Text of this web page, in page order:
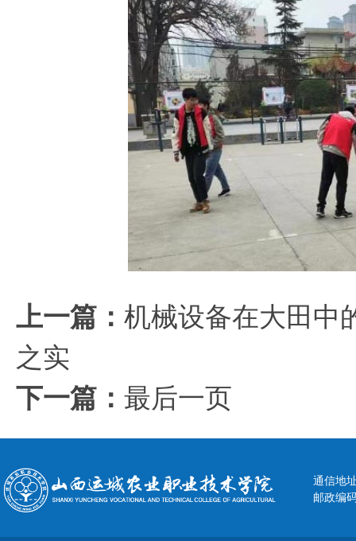
上一篇： 机械设备在大田中
之实
下一篇： 最后一页
通信地
邮政编